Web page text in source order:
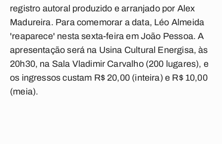
registro autoral produzido e arranjado por Alex
Madureira. Para comemorar a data, Léo Almeida
'reaparece' nesta sexta-feira em João Pessoa. A
apresentação será na Usina Cultural Energisa, às
20h30, na Sala Vladimir Carvalho (200 lugares), e
os ingressos custam R$ 20,00 (inteira) e R$ 10,00
(meia).